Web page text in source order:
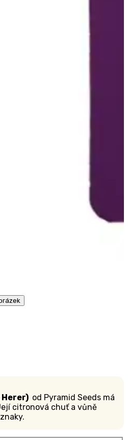
Herer) od Pyramid Seeds má
citronová chuť a vůně